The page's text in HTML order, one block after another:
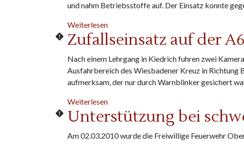
und nahm Betriebsstoffe auf. Der Einsatz konnte
Weiterlesenüber Verkehrsunfall auf der L3027
Zufallseinsatz auf der
Nach einem Lehrgang in Kiedrich fuhren zwei
Ausfahrbereich des Wiesbadener Kreuz in Richtung
aufmerksam, der nur durch Warnblinker gesichert
Weiterlesenüber Zufallseinsatz auf der A66
Unterstützung bei
Am 02.03.2010 wurde die Freiwillige Feuerwehr